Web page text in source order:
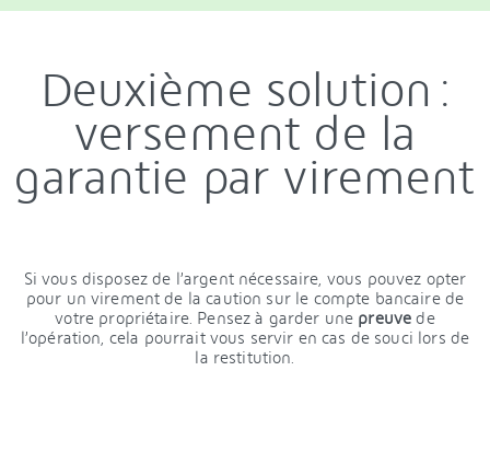
Deuxième solution :
versement de la
garantie par virement
Si vous disposez de l’argent nécessaire, vous pouvez opter
pour un virement de la caution sur le compte bancaire de
votre propriétaire. Pensez à garder une preuve de
l’opération, cela pourrait vous servir en cas de souci lors de
la restitution.